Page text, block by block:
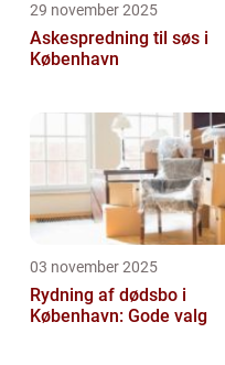
29 november 2025
Askespredning til søs i
København
03 november 2025
Rydning af dødsbo i
København: Gode valg